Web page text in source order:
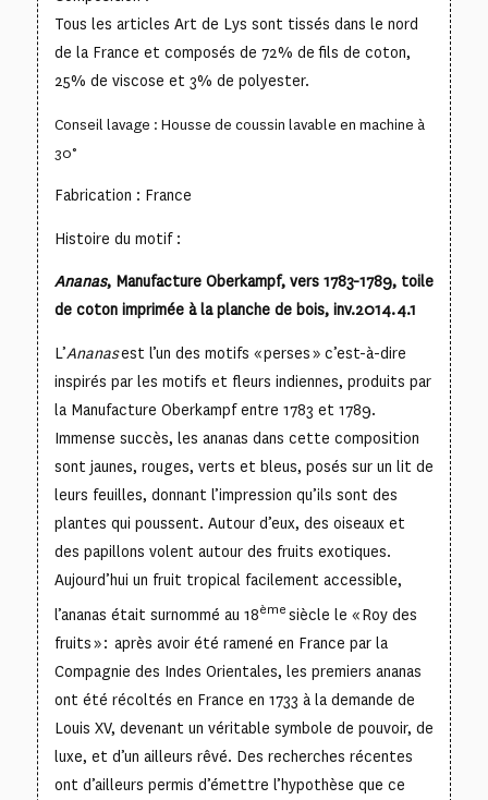
Tous les articles Art de Lys sont tissés dans le nord
de la France et composés de 72% de fils de coton,
25% de viscose et 3% de polyester.
Conseil lavage : Housse de coussin lavable en machine à
30°
Fabrication : France
Histoire du motif :
Ananas, Manufacture Oberkampf, vers 1783-1789, toile
de coton imprimée à la planche de bois, inv.2014.4.1
L’Ananasest l’un des motifs « perses » c’est-à-dire
inspirés par les motifs et fleurs indiennes, produits par
la Manufacture Oberkampf entre 1783 et 1789.
Immense succès, les ananas dans cette composition
sont jaunes, rouges, verts et bleus, posés sur un lit de
leurs feuilles, donnant l’impression qu’ils sont des
plantes qui poussent. Autour d’eux, des oiseaux et
des papillons volent autour des fruits exotiques.
Aujourd’hui un fruit tropical facilement accessible,
l’ananas était surnommé au 18èmesiècle le « Roy des
fruits » : après avoir été ramené en France par la
Compagnie des Indes Orientales, les premiers ananas
ont été récoltés en France en 1733 à la demande de
Louis XV, devenant un véritable symbole de pouvoir, de
luxe, et d’un ailleurs rêvé. Des recherches récentes
ont d’ailleurs permis d’émettre l’hypothèse que ce